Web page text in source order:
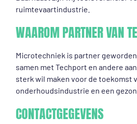
ruimtevaartindustrie.
WAAROM PARTNER VAN
Microtechniek is partner
samen met Techport en andere
sterk wil maken voor de toekomst
onderhoudsindustrie en een
CONTACTGEGEVENS